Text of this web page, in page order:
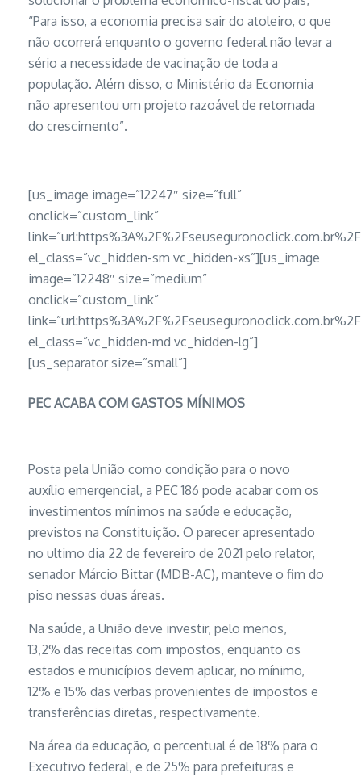
“Para isso, a economia precisa sair do atoleiro, o que
não ocorrerá enquanto o governo federal não levar a
sério a necessidade de vacinação de toda a
população. Além disso, o Ministério da Economia
não apresentou um projeto razoável de retomada
do crescimento”.
[us_image image=”12247″ size=”full”
onclick=”custom_link”
el_class=”vc_hidden-sm vc_hidden-xs”][us_image
image=”12248″ size=”medium”
onclick=”custom_link”
el_class=”vc_hidden-md vc_hidden-lg”]
[us_separator size=”small”]
PEC ACABA COM GASTOS MÍNIMOS
Posta pela União como condição para o novo
auxílio emergencial, a PEC 186 pode acabar com os
investimentos mínimos na saúde e educação,
previstos na Constituição. O parecer apresentado
no ultimo dia 22 de fevereiro de 2021 pelo relator,
senador Márcio Bittar (MDB-AC), manteve o fim do
piso nessas duas áreas.
Na saúde, a União deve investir, pelo menos,
13,2% das receitas com impostos, enquanto os
estados e municípios devem aplicar, no mínimo,
12% e 15% das verbas provenientes de impostos e
transferências diretas, respectivamente.
Na área da educação, o percentual é de 18% para o
Executivo federal, e de 25% para prefeituras e